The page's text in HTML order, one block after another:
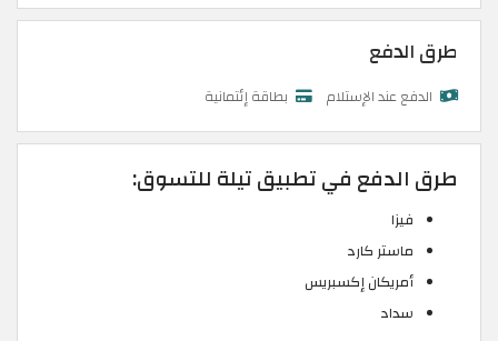
طرق الدفع
الدفع عند الإستلام بطاقة إئتمانية
طرق الدفع في تطبيق تيلة للتسوق:
فيزا
ماستر كارد
أمريكان إكسبريس
سداد